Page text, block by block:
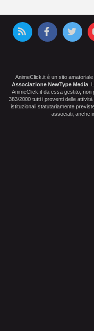
AnimeClick.it è un sito
Associazione NewType Media .
AnimeClick.it da essa gestito, non
383/2000 tutti i proventi delle
istituzionali statutariamente
associati, anche